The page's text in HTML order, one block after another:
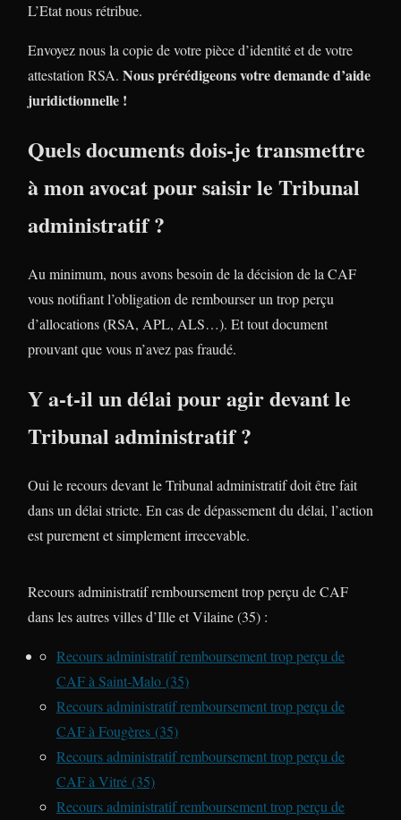
L’Etat nous rétribue.
Envoyez nous la copie de votre pièce d’identité et de votre
attestation RSA. Nous prérédigeons votre demande d’aide
juridictionnelle !
Quels documents dois-je transmettre
à mon avocat pour saisir le Tribunal
administratif ?
Au minimum, nous avons besoin de la décision de la CAF
vous notifiant l’obligation de rembourser un trop perçu
d’allocations (RSA, APL, ALS…). Et tout document
prouvant que vous n’avez pas fraudé.
Y a-t-il un délai pour agir devant le
Tribunal administratif ?
Oui le recours devant le Tribunal administratif doit être fait
dans un délai stricte. En cas de dépassement du délai, l’action
est purement et simplement irrecevable.
Recours administratif remboursement trop perçu de CAF
dans les autres villes d’Ille et Vilaine (35) :
Recours administratif remboursement trop perçu de
CAF à Saint-Malo (35)
Recours administratif remboursement trop perçu de
CAF à Fougères (35)
Recours administratif remboursement trop perçu de
CAF à Vitré (35)
Recours administratif remboursement trop perçu de